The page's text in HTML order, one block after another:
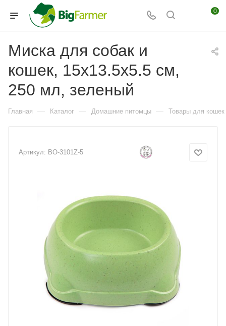
0
Миска для собак и
кошек, 15x13.5x5.5 см,
250 мл, зеленый
Главная — Каталог — Домашние питомцы — Товары для кошек
Артикул: BO-3101Z-5